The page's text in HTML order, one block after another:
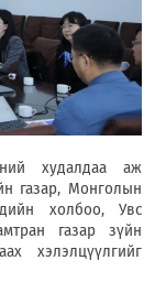
худалдаа аж
газар, Монголын
холбоо, Увс
газар зүйн
хэлэлцүүлгийг